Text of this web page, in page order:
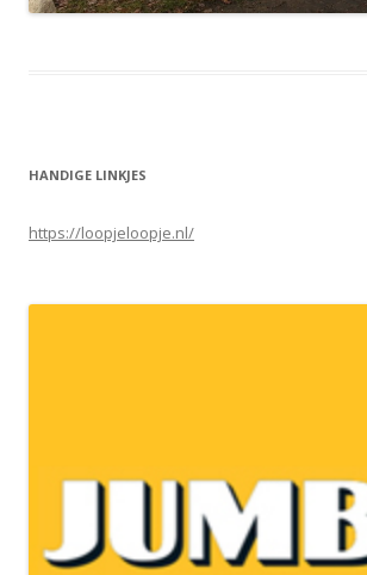
HANDIGE LINKJES
https://loopjeloopje.nl/